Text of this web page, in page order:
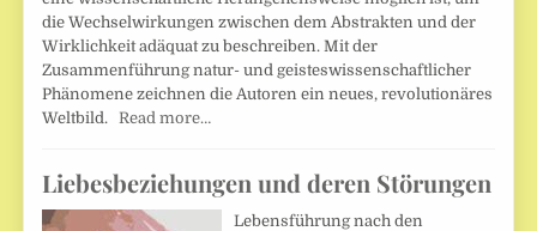
die Wechselwirkungen zwischen dem Abstrakten und der
Wirklichkeit adäquat zu beschreiben. Mit der
Zusammenführung natur- und geisteswissenschaftlicher
Phänomene zeichnen die Autoren ein neues, revolutionäres
Weltbild. Read more…
Liebesbeziehungen und deren Störungen
Lebensführung nach den